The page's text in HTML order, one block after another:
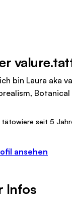
bin Laura aka
tätowiere seit 5
ansehen
Infos